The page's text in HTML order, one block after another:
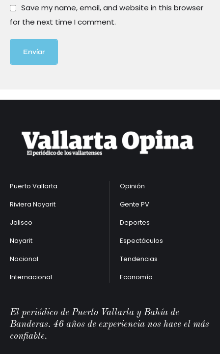
Save my name, email, and website in this browser
for the next time I comment.
Envíar
Puerto Vallarta
Riviera Nayarit
Jalisco
Nayarit
Nacional
Internacional
Opinión
Gente PV
Deportes
Espectáculos
Tendencias
Economía
El periódico de Puerto Vallarta y Bahía de
Banderas. 46 años de experiencia nos hace el más
confiable.